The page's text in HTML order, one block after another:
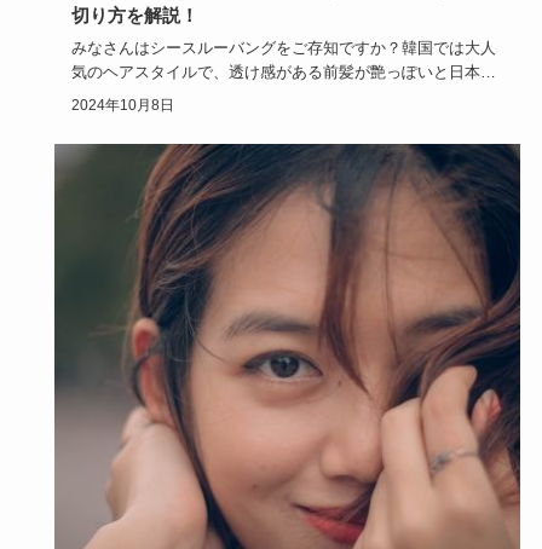
切り方を解説！
みなさんはシースルーバングをご存知ですか？韓国では大人
気のヘアスタイルで、透け感がある前髪が艶っぽいと日本で
も人気のヘアス…
2024年10月8日